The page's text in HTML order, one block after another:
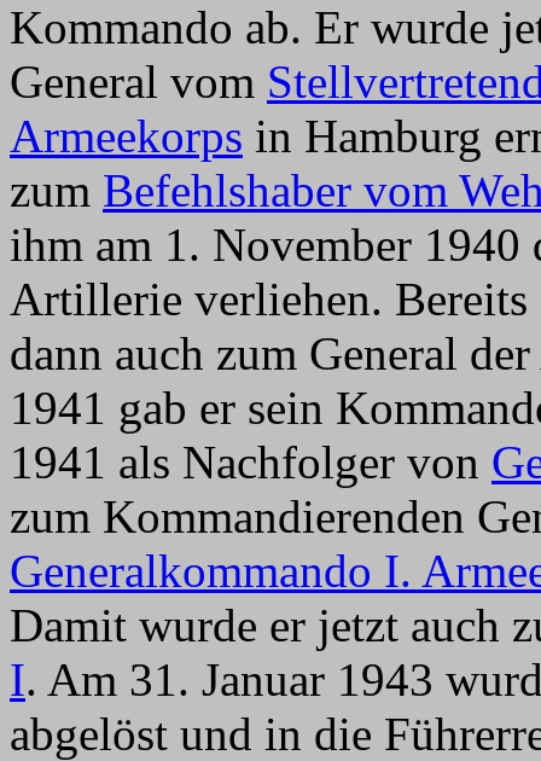
Kommando ab. Er wurde
General vom
Armeekorps in Hamburg
zum Befehlshaber vom
ihm am 1. November 1940
Artillerie verliehen. Bereits
dann auch zum General
1941 gab er sein
1941 als Nachfolger von
zum Kommandierenden
Generalkommando I.
Damit wurde er jetzt auch
I. Am 31. Januar 1943
abgelöst und in die